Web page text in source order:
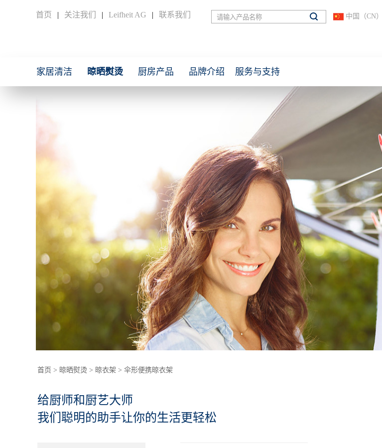
首页 | 关注我们 | Leifheit AG | 联系我们 中国（CN）
家居清洁 晾晒熨烫 厨房产品 品牌介绍 服务与支持
首页 > 晾晒熨烫 > 晾衣架 > 伞形便携晾衣架
给厨师和厨艺大师
我们聪明的助手让你的生活更轻松